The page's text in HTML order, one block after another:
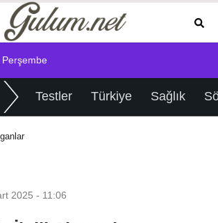
Testler Türkiye Sağlık
2025 - 11:06